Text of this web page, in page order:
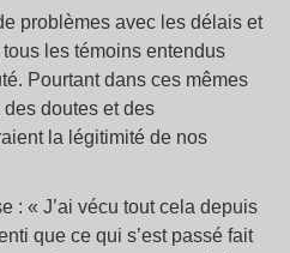
problèmes avec les délais et
les témoins entendus
Pourtant dans ces mêmes
doutes et des
la légitimité de nos
: « J’ai vécu tout cela depuis
que ce qui s’est passé fait